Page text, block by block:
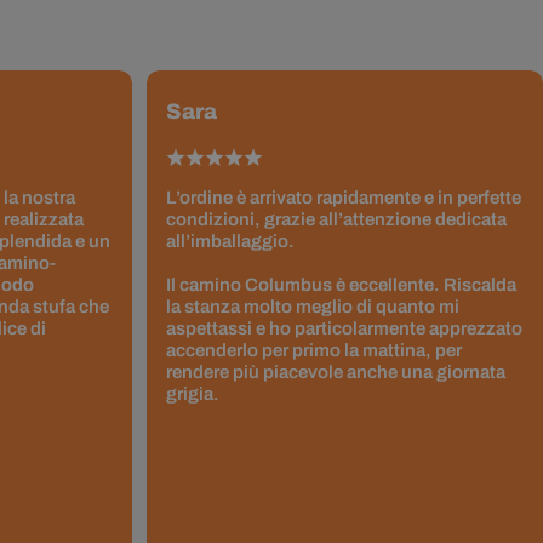
nostra
realizzata
e un
stufa che
di
Sara
L’ordine è arrivato rapidamente e in perfette
condizioni, grazie all’attenzione dedicata
all’imballaggio.
Il camino Columbus è eccellente. Riscalda
la stanza molto meglio di quanto mi
aspettassi e ho particolarmente apprezzato
accenderlo per primo la mattina, per
rendere più piacevole anche una giornata
grigia.